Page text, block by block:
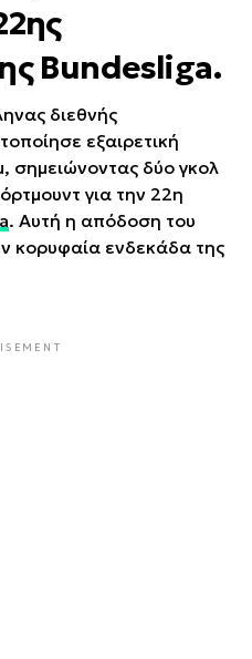
Bundesliga.
διεθνής
εξαιρετική
σημειώνοντας δύο γκολ
για την 22η
. Αυτή η απόδοση του
κορυφαία ενδεκάδα της